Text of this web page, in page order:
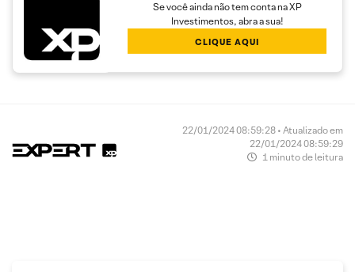
Se você ainda não tem conta na XP
Investimentos, abra a sua!
CLIQUE AQUI
22/01/2024 08:59:28 • Atualizado em
22/01/2024 08:59:29
1 minuto de leitura